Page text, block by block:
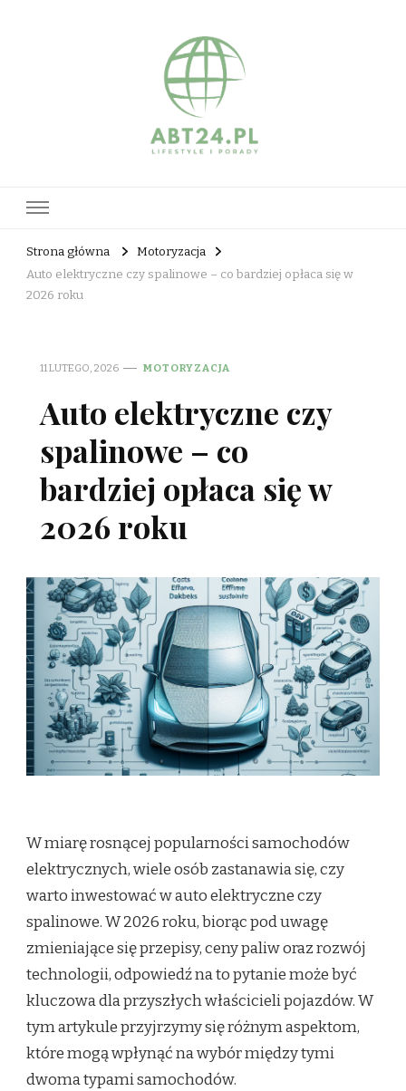
Strona główna
Motoryzacja
Auto elektryczne czy spalinowe – co bardziej opłaca się w
2026 roku
11 LUTEGO, 2026 MOTORYZACJA
Auto elektryczne czy
spalinowe – co
bardziej opłaca się w
2026 roku
W miarę rosnącej popularności samochodów
elektrycznych, wiele osób zastanawia się, czy
warto inwestować w auto elektryczne czy
spalinowe. W 2026 roku, biorąc pod uwagę
zmieniające się przepisy, ceny paliw oraz rozwój
technologii, odpowiedź na to pytanie może być
kluczowa dla przyszłych właścicieli pojazdów. W
tym artykule przyjrzymy się różnym aspektom,
które mogą wpłynąć na wybór między tymi
dwoma typami samochodów.